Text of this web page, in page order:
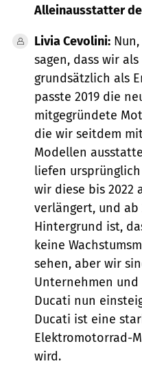
Alleinausstatter
Livia Cevolini:Nun,
sagen, dass wir
grundsätzlich als
passte 2019 die
mitgegründete
die wir seitdem
Modellen
liefen ursprünglich
wir diese bis 2022
verlängert, und ab
Hintergrund ist,
keine
sehen, aber wir
Unternehmen und
Ducati nun
Ducati ist eine
Elektromotorrad-
wird.